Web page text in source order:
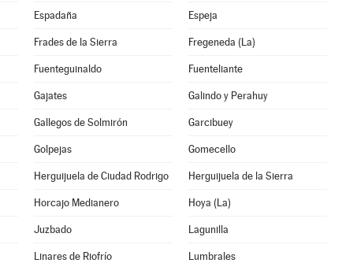
Espadaña Espeja
Frades de la Sierra Fregeneda (La)
Fuenteguinaldo Fuenteliante
Gajates Galindo y Perahuy
Gallegos de Solmirón Garcibuey
Golpejas Gomecello
Herguijuela de Ciudad Rodrigo Herguijuela de la Sierra
Horcajo Medianero Hoya (La)
Juzbado Lagunilla
Linares de Riofrío Lumbrales